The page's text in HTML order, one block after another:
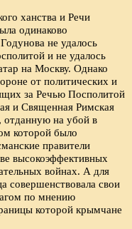
ханства и Речи
одинаково
не удалось
и не удалось
на Москву. Однако
от политических и
за Речью Посполитой
и Священная Римская
отданную на убой в
которой было
правители
высокоэффективных
войнах. А для
совершенствовала свои
по мнению
которой крымчане